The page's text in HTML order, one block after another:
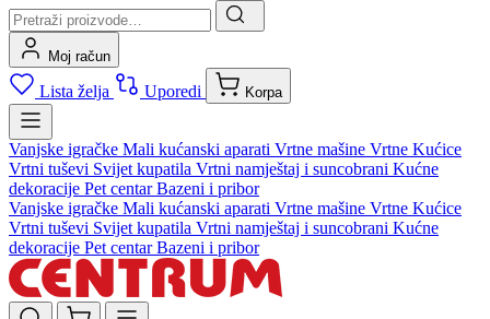
Moj račun
Lista želja Uporedi Korpa
Vanjske igračke Mali kućanski aparati Vrtne mašine Vrtne Kućice
Vrtni tuševi Svijet kupatila Vrtni namještaj i suncobrani Kućne
dekoracije Pet centarBazeni i pribor
Vanjske igračke Mali kućanski aparati Vrtne mašine Vrtne Kućice
Vrtni tuševi Svijet kupatila Vrtni namještaj i suncobrani Kućne
dekoracije Pet centarBazeni i pribor